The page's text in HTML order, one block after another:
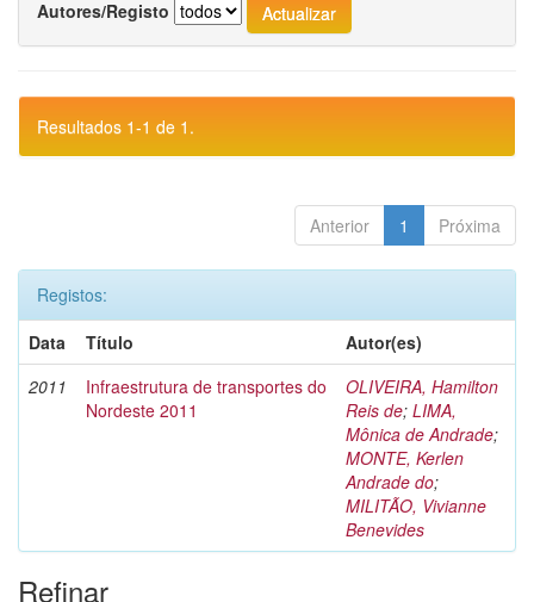
Autores/Registo
Resultados 1-1 de 1.
Anterior 1 Próxima
Registos:
Data
Título
Autor(es)
2011
Infraestrutura de transportes do
Nordeste 2011
OLIVEIRA, Hamilton
Reis de; LIMA,
Mônica de Andrade;
MONTE, Kerlen
Andrade do;
MILITÃO, Vivianne
Benevides
Refinar